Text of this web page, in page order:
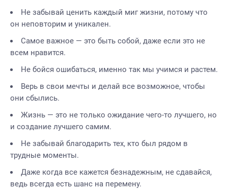
Не забывай ценить каждый миг жизни, потому что
он неповторим и уникален.
Самое важное — это быть собой, даже если это не
всем нравится.
Не бойся ошибаться, именно так мы учимся и растем.
Верь в свои мечты и делай все возможное, чтобы
они сбылись.
Жизнь — это не только ожидание чего-то лучшего, но
и создание лучшего самим.
Не забывай благодарить тех, кто был рядом в
трудные моменты.
Даже когда все кажется безнадежным, не сдавайся,
ведь всегда есть шанс на перемену.